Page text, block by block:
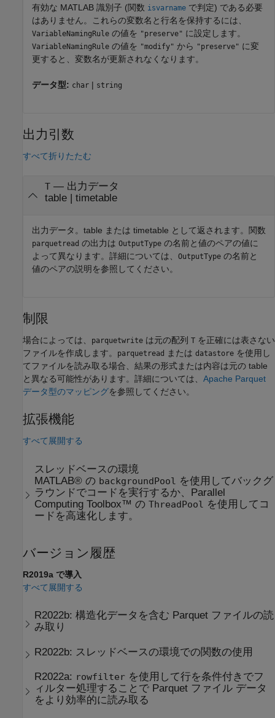
有効な MATLAB 識別子 (関数 isvarname で判定) である必要
はありません。これらの変数名と行名を保持するには、
VariableNamingRule の値を "preserve" に設定します。
VariableNamingRule の値を "modify" から "preserve" に変
更すると、変数名が更新されなくなります。
データ型: char | string
出力引数
すべて折りたたむ
T— 出力データ
table | timetable
出力データ。table または timetable として返されます。関数
parquetread の出力は OutputType の名前と値のペアの値に
よって異なります。詳細については、 OutputType の名前と
値のペアの説明を参照してください。
制限
場合によっては、 parquetwrite は元の配列 T を正確には表さない
ファイルを作成します。
parquetread または datastore を使用し
てファイルを読み取る場合、結果の形式または内容は元の table
と異なる可能性があります。詳細については、 Apache Parquet
データ型のマッピングを参照してください。
拡張機能
すべて展開する
スレッドベースの環境
MATLAB® の backgroundPool
を使用してバックグ
ラウンドでコードを実行するか、Parallel
Computing Toolbox™ のThreadPool
を使用してコ
ードを高速化します。
バージョン履歴
R2019a で導入
すべて展開する
R2022b:構造化データを含む Parquet ファイルの読
み取り
R2022b: スレッドベースの環境での関数の使用
R2022a: rowfilter を使用して行を条件付きでフ
ィルター処理することで Parquet ファイル データ
をより効率的に読み取る